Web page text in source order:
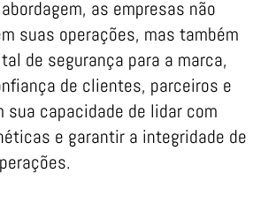
as empresas não
suas operações, mas também
de segurança para a marca,
de clientes, parceiros e
sua capacidade de lidar com
e garantir a integridade de